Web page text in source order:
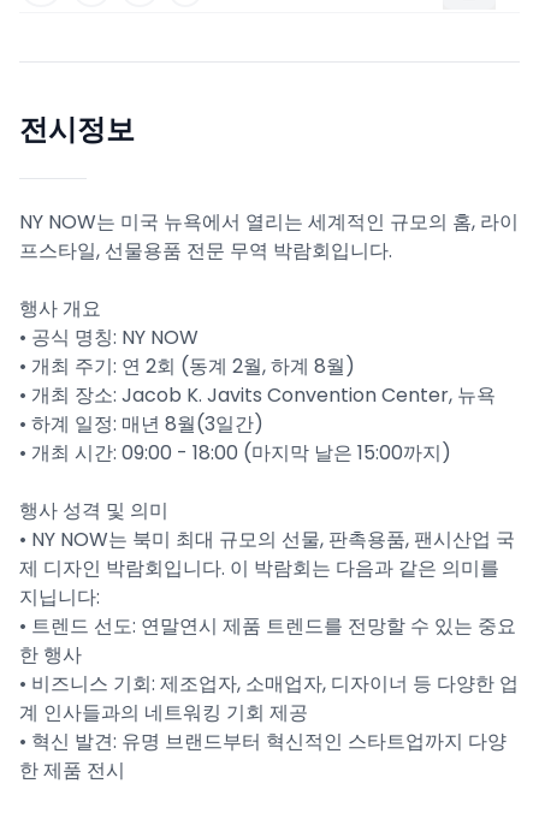
전시정보
NY NOW는 미국 뉴욕에서 열리는 세계적인 규모의 홈, 라이
프스타일, 선물용품 전문 무역 박람회입니다.
행사 개요
• 공식 명칭: NY NOW
• 개최 주기: 연 2회 (동계 2월, 하계 8월)
• 개최 장소: Jacob K. Javits Convention Center, 뉴욕
• 하계 일정: 매년 8월(3일간)
• 개최 시간: 09:00 - 18:00 (마지막 날은 15:00까지)
행사 성격 및 의미
• NY NOW는 북미 최대 규모의 선물, 판촉용품, 팬시산업 국
제 디자인 박람회입니다. 이 박람회는 다음과 같은 의미를
지닙니다:
• 트렌드 선도: 연말연시 제품 트렌드를 전망할 수 있는 중요
한 행사
• 비즈니스 기회: 제조업자, 소매업자, 디자이너 등 다양한 업
계 인사들과의 네트워킹 기회 제공
• 혁신 발견: 유명 브랜드부터 혁신적인 스타트업까지 다양
한 제품 전시